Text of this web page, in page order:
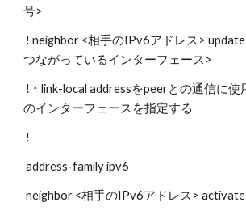
号>
つながっているインターフェース>
のインターフェースを指定する
!
address-family ipv6
neighbor <相手のIPv6アドレス> activate